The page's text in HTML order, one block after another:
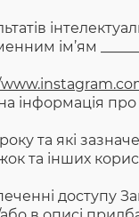
ім’ям
інформація
та які
та інших
доступу